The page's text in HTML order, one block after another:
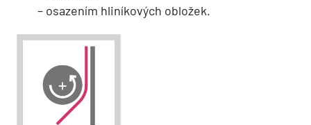
– osazením hliníkových obložek.